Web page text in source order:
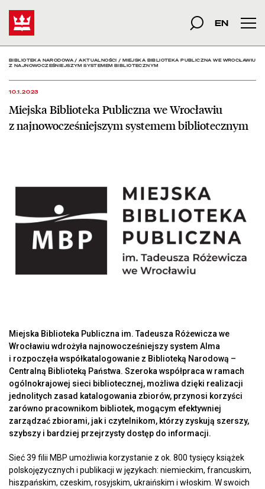
Miejska Bibliotekaszukana fraza
Szukaj
EN
BIBLIOTEKA NARODOWA/AKTUALNOŚCI /MIEJSKA BIBLIOTEKA PUBLICZNA WE WROCŁAWIU
Z NAJNOWOCZEŚNIEJSZYM SYSTEMEM BIBLIOTECZNYM
10.1.2023
Miejska Biblioteka Publiczna we Wrocławiu
z najnowocześniejszym systemem bibliotecznym
Miejska Biblioteka Publiczna im. Tadeusza Różewicza we
Wrocławiu wdrożyła najnowocześniejszy system Alma
i rozpoczęła współkatalogowanie z Biblioteką Narodową –
Centralną Biblioteką Państwa. Szeroka współpraca w ramach
ogólnokrajowej sieci bibliotecznej, możliwa dzięki realizacji
jednolitych zasad katalogowania zbiorów, przynosi korzyści
zarówno pracownikom bibliotek, mogącym efektywniej
zarządzać zbiorami, jak i czytelnikom, którzy zyskują szerszy,
szybszy i bardziej przejrzysty dostęp do informacji.
Sieć 39 filii MBP umożliwia korzystanie z ok. 800 tysięcy książek
polskojęzycznych i publikacji w językach: niemieckim, francuskim,
hiszpańskim, czeskim, rosyjskim, ukraińskim i włoskim. W swoich